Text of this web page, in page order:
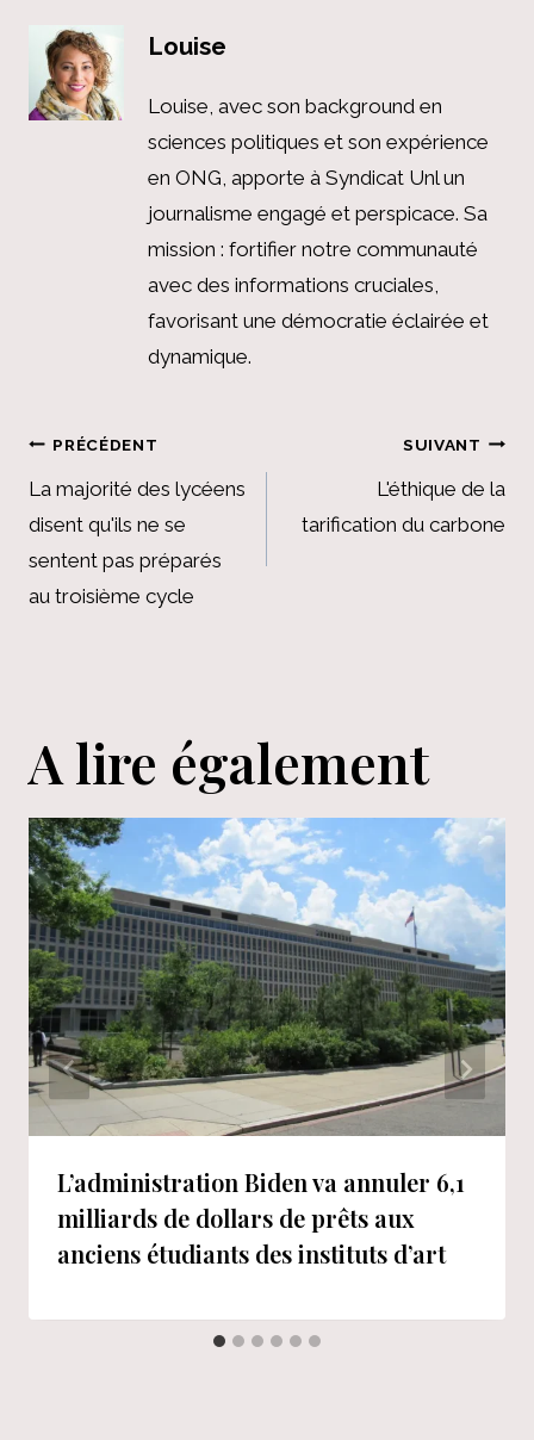
Louise
Louise, avec son background en
sciences politiques et son expérience
en ONG, apporte à Syndicat Unl un
journalisme engagé et perspicace. Sa
mission : fortifier notre communauté
avec des informations cruciales,
favorisant une démocratie éclairée et
dynamique.
Navigation
de
l’article
PRÉCÉDENT
La majorité des lycéens
disent qu'ils ne se
sentent pas préparés
au troisième cycle
SUIVANT
L'éthique de la
tarification du carbone
A lire également
L’administration Biden va annuler 6,1
milliards de dollars de prêts aux
anciens étudiants des instituts d’art